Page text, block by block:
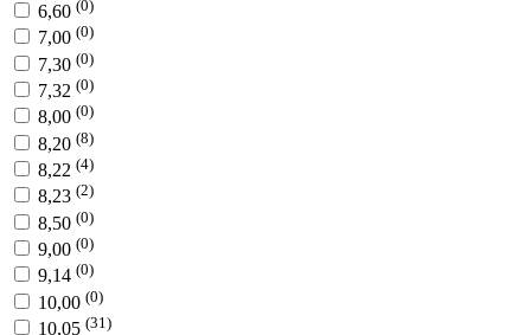
6,60 (0)
7,00 (0)
7,30 (0)
7,32 (0)
8,00 (0)
8,20 (8)
8,22 (4)
8,23 (2)
8,50 (0)
9,00 (0)
9,14 (0)
10,00 (0)
10,05 (31)